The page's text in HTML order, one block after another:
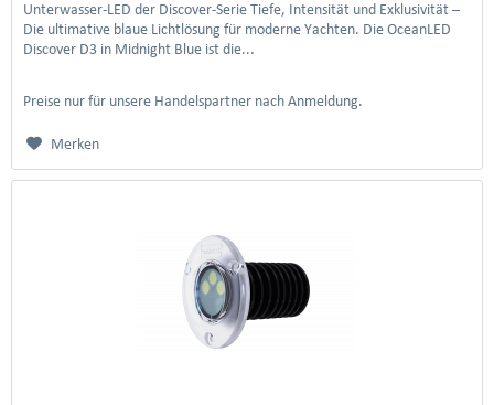
Unterwasser-LED der Discover-Serie Tiefe, Intensität und Exklusivität –
Die ultimative blaue Lichtlösung für moderne Yachten. Die OceanLED
Discover D3 in Midnight Blue ist die...
Preise nur für unsere Handelspartner nach Anmeldung.
Merken